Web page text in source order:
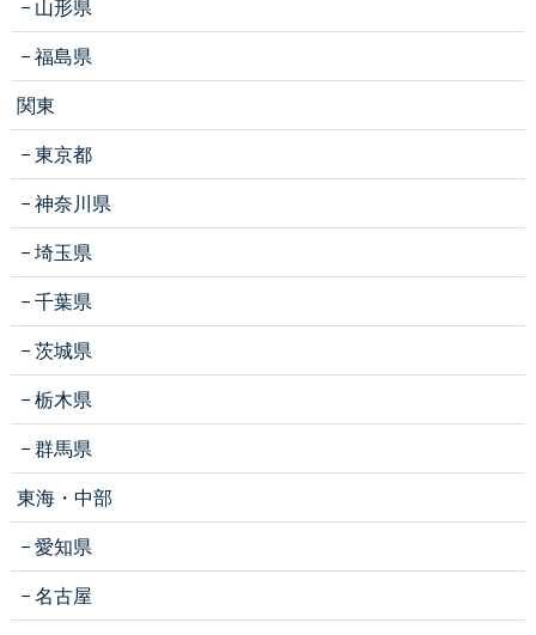
山形県
福島県
関東
東京都
神奈川県
埼玉県
千葉県
茨城県
栃木県
群馬県
東海・中部
愛知県
名古屋